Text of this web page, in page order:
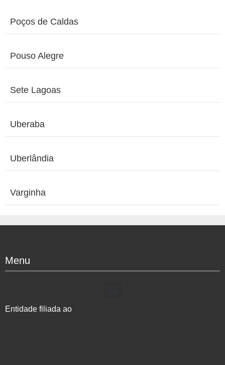
Poços de Caldas
Pouso Alegre
Sete Lagoas
Uberaba
Uberlândia
Varginha
Menu
Entidade filiada ao